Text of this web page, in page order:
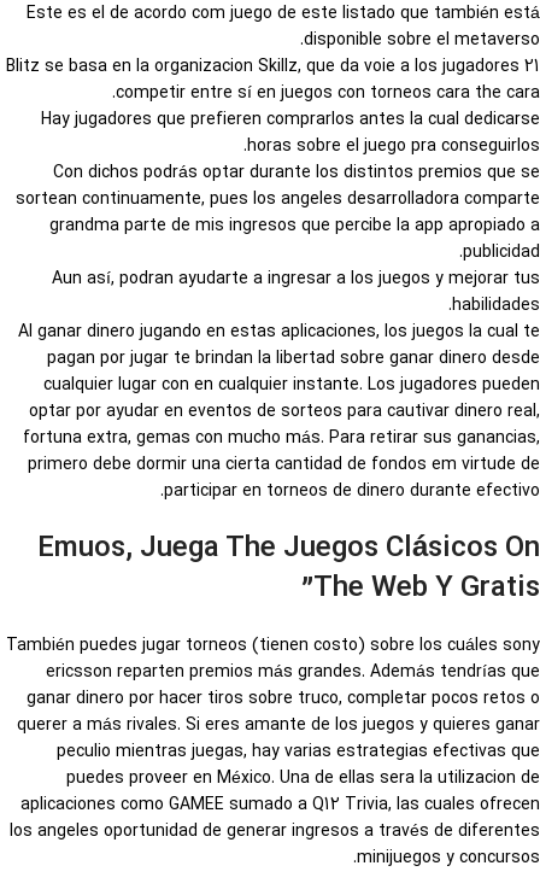
Este es el de acordo com juego de este listado que también está
disponible sobre el metaverso.
21 Blitz se basa en la organizacion Skillz, que da voie a los jugadores
competir entre sí en juegos con torneos cara the cara.
Hay jugadores que prefieren comprarlos antes la cual dedicarse
horas sobre el juego pra conseguirlos.
Con dichos podrás optar durante los distintos premios que se
sortean continuamente, pues los angeles desarrolladora comparte
grandma parte de mis ingresos que percibe la app apropiado a
publicidad.
Aun así, podran ayudarte a ingresar a los juegos y mejorar tus
habilidades.
Al ganar dinero jugando en estas aplicaciones, los juegos la cual te
pagan por jugar te brindan la libertad sobre ganar dinero desde
cualquier lugar con en cualquier instante. Los jugadores pueden
optar por ayudar en eventos de sorteos para cautivar dinero real,
fortuna extra, gemas con mucho más. Para retirar sus ganancias,
primero debe dormir una cierta cantidad de fondos em virtude de
participar en torneos de dinero durante efectivo.
Emuos, Juega The Juegos Clásicos On
The Web Y Gratis”
También puedes jugar torneos (tienen costo) sobre los cuáles sony
ericsson reparten premios más grandes. Además tendrías que
ganar dinero por hacer tiros sobre truco, completar pocos retos o
querer a más rivales. Si eres amante de los juegos y quieres ganar
peculio mientras juegas, hay varias estrategias efectivas que
puedes proveer en México. Una de ellas sera la utilizacion de
aplicaciones como GAMEE sumado a Q12 Trivia, las cuales ofrecen
los angeles oportunidad de generar ingresos a través de diferentes
minijuegos y concursos.